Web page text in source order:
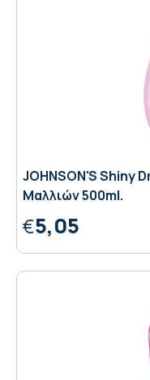
JOHNSON'S Shiny
Μαλλιών 500ml.
€5,05